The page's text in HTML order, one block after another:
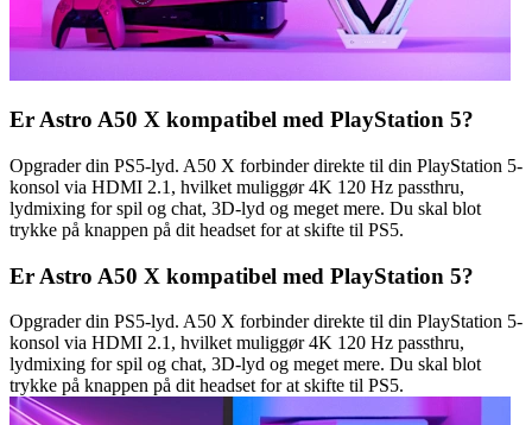
Er Astro A50 X kompatibel med PlayStation 5?
Opgrader din PS5-lyd. A50 X forbinder direkte til din PlayStation 5-
konsol via HDMI 2.1, hvilket muliggør 4K 120 Hz passthru,
lydmixing for spil og chat, 3D-lyd og meget mere. Du skal blot
trykke på knappen på dit headset for at skifte til PS5.
Er Astro A50 X kompatibel med PlayStation 5?
Opgrader din PS5-lyd. A50 X forbinder direkte til din PlayStation 5-
konsol via HDMI 2.1, hvilket muliggør 4K 120 Hz passthru,
lydmixing for spil og chat, 3D-lyd og meget mere. Du skal blot
trykke på knappen på dit headset for at skifte til PS5.